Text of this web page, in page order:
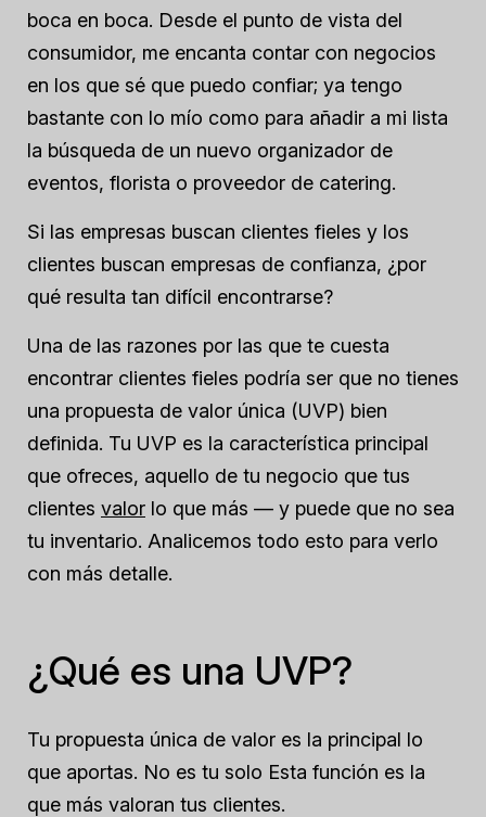
boca en boca. Desde el punto de vista del
consumidor, me encanta contar con negocios
en los que sé que puedo confiar; ya tengo
bastante con lo mío como para añadir a mi lista
la búsqueda de un nuevo organizador de
eventos, florista o proveedor de catering.
Si las empresas buscan clientes fieles y los
clientes buscan empresas de confianza, ¿por
qué resulta tan difícil encontrarse?
Una de las razones por las que te cuesta
encontrar clientes fieles podría ser que no tienes
una propuesta de valor única (UVP) bien
definida. Tu UVP es la característica principal
que ofreces, aquello de tu negocio que tus
clientes valor lo que más — y puede que no sea
tu inventario. Analicemos todo esto para verlo
con más detalle.
¿Qué es una UVP?
Tu propuesta única de valor es la principal lo
que aportas. No es tu solo Esta función es la
que más valoran tus clientes.